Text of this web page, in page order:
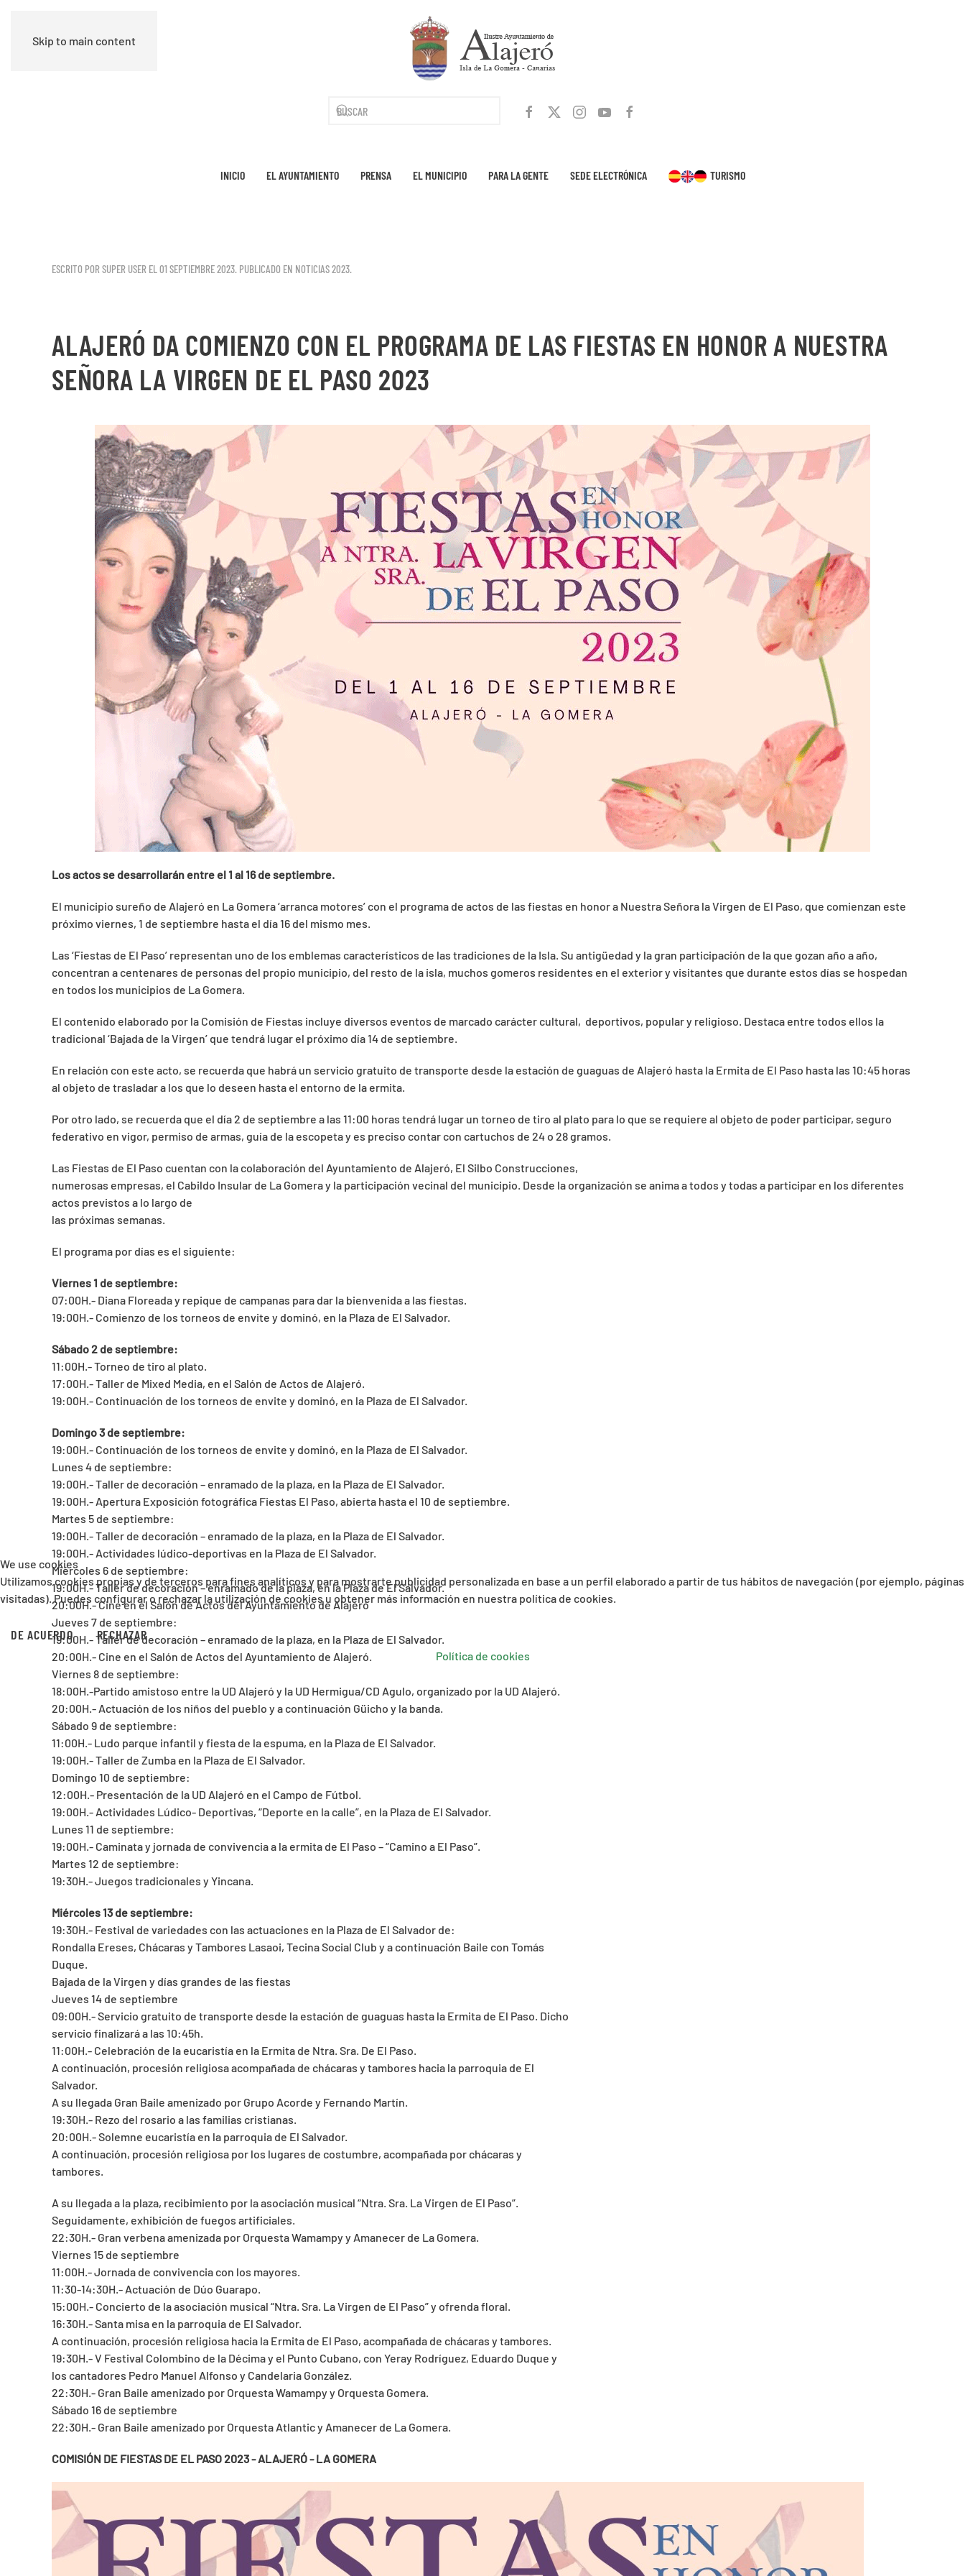
Skip to main content
INICIO EL AYUNTAMIENTO PRENSA EL MUNICIPIO PARA LA GENTE SEDE ELECTRÓNICA TURISMO
ESCRITO POR SUPER USER EL01 SEPTIEMBRE 2023. PUBLICADO EN NOTICIAS 2023.
ALAJERÓ DA COMIENZO CON EL PROGRAMA DE LAS FIESTAS EN HONOR A NUESTRA
SEÑORA LA VIRGEN DE EL PASO 2023
Los actos se desarrollarán entre el 1 al 16 de septiembre.
El municipio sureño de Alajeró en La Gomera ‘arranca motores’ con el programa de actos de las fiestas en honor a Nuestra Señora la Virgen de El Paso, que comienzan este
próximo viernes, 1 de septiembre hasta el día 16 del mismo mes.
Las ‘Fiestas de El Paso’ representan uno de los emblemas característicos de las tradiciones de la Isla. Su antigüedad y la gran participación de la que gozan año a año,
concentran a centenares de personas del propio municipio, del resto de la isla, muchos gomeros residentes en el exterior y visitantes que durante estos días se hospedan
en todos los municipios de La Gomera.
El contenido elaborado por la Comisión de Fiestas incluye diversos eventos de marcado carácter cultural, deportivos, popular y religioso. Destaca entre todos ellos la
tradicional ‘Bajada de la Virgen’ que tendrá lugar el próximo día 14 de septiembre.
En relación con este acto, se recuerda que habrá un servicio gratuito de transporte desde la estación de guaguas de Alajeró hasta la Ermita de El Paso hasta las 10:45 horas
al objeto de trasladar a los que lo deseen hasta el entorno de la ermita.
Por otro lado, se recuerda que el día 2 de septiembre a las 11:00 horas tendrá lugar un torneo de tiro al plato para lo que se requiere al objeto de poder participar, seguro
federativo en vigor, permiso de armas, guía de la escopeta y es preciso contar con cartuchos de 24 o 28 gramos.
Las Fiestas de El Paso cuentan con la colaboración del Ayuntamiento de Alajeró, El Silbo Construcciones,
numerosas empresas, el Cabildo Insular de La Gomera y la participación vecinal del municipio. Desde la organización se anima a todos y todas a participar en los diferentes
actos previstos a lo largo de
las próximas semanas.
El programa por días es el siguiente:
Viernes 1 de septiembre:
07:00H.- Diana Floreada y repique de campanas para dar la bienvenida a las fiestas.
19:00H.- Comienzo de los torneos de envite y dominó, en la Plaza de El Salvador.
Sábado 2 de septiembre:
11:00H.- Torneo de tiro al plato.
17:00H.- Taller de Mixed Media, en el Salón de Actos de Alajeró.
19:00H.- Continuación de los torneos de envite y dominó, en la Plaza de El Salvador.
Domingo 3 de septiembre:
19:00H.- Continuación de los torneos de envite y dominó, en la Plaza de El Salvador.
Lunes 4 de septiembre:
19:00H.- Taller de decoración – enramado de la plaza, en la Plaza de El Salvador.
19:00H.- Apertura Exposición fotográfica Fiestas El Paso, abierta hasta el 10 de septiembre.
Martes 5 de septiembre:
19:00H.- Taller de decoración – enramado de la plaza, en la Plaza de El Salvador.
19:00H.- Actividades lúdico-deportivas en la Plaza de El Salvador.
Miércoles 6 de septiembre:
19:00H.- Taller de decoración – enramado de la plaza, en la Plaza de El Salvador.
20:00H.- Cine en el Salón de Actos del Ayuntamiento de Alajeró
Jueves 7 de septiembre:
19:00H.- Taller de decoración – enramado de la plaza, en la Plaza de El Salvador.
20:00H.- Cine en el Salón de Actos del Ayuntamiento de Alajeró.
Viernes 8 de septiembre:
18:00H.-Partido amistoso entre la UD Alajeró y la UD Hermigua/CD Agulo, organizado por la UD Alajeró.
20:00H.- Actuación de los niños del pueblo y a continuación Güicho y la banda.
Sábado 9 de septiembre:
11:00H.- Ludo parque infantil y fiesta de la espuma, en la Plaza de El Salvador.
19:00H.- Taller de Zumba en la Plaza de El Salvador.
Domingo 10 de septiembre:
12:00H.- Presentación de la UD Alajeró en el Campo de Fútbol.
19:00H.- Actividades Lúdico- Deportivas, “Deporte en la calle”, en la Plaza de El Salvador.
Lunes 11 de septiembre:
19:00H.- Caminata y jornada de convivencia a la ermita de El Paso – “Camino a El Paso”.
Martes 12 de septiembre:
19:30H.- Juegos tradicionales y Yincana.
Miércoles 13 de septiembre:
19:30H.- Festival de variedades con las actuaciones en la Plaza de El Salvador de:
Rondalla Ereses, Chácaras y Tambores Lasaoi, Tecina Social Club y a continuación Baile con Tomás
Duque.
Bajada de la Virgen y días grandes de las fiestas
Jueves 14 de septiembre
09:00H.- Servicio gratuito de transporte desde la estación de guaguas hasta la Ermita de El Paso. Dicho
servicio finalizará a las 10:45h.
11:00H.- Celebración de la eucaristía en la Ermita de Ntra. Sra. De El Paso.
A continuación, procesión religiosa acompañada de chácaras y tambores hacia la parroquia de El
Salvador.
A su llegada Gran Baile amenizado por Grupo Acorde y Fernando Martín.
19:30H.- Rezo del rosario a las familias cristianas.
20:00H.- Solemne eucaristía en la parroquia de El Salvador.
A continuación, procesión religiosa por los lugares de costumbre, acompañada por chácaras y
tambores.
A su llegada a la plaza, recibimiento por la asociación musical “Ntra. Sra. La Virgen de El Paso”.
Seguidamente, exhibición de fuegos artificiales.
22:30H.- Gran verbena amenizada por Orquesta Wamampy y Amanecer de La Gomera.
Viernes 15 de septiembre
11:00H.- Jornada de convivencia con los mayores.
11:30-14:30H.- Actuación de Dúo Guarapo.
15:00H.- Concierto de la asociación musical “Ntra. Sra. La Virgen de El Paso” y ofrenda floral.
16:30H.- Santa misa en la parroquia de El Salvador.
A continuación, procesión religiosa hacia la Ermita de El Paso, acompañada de chácaras y tambores.
19:30H.- V Festival Colombino de la Décima y el Punto Cubano, con Yeray Rodríguez, Eduardo Duque y
los cantadores Pedro Manuel Alfonso y Candelaria González.
22:30H.- Gran Baile amenizado por Orquesta Wamampy y Orquesta Gomera.
Sábado 16 de septiembre
22:30H.- Gran Baile amenizado por Orquesta Atlantic y Amanecer de La Gomera.
COMISIÓN DE FIESTAS DE EL PASO 2023 - ALAJERÓ - LA GOMERA
We use cookies
Utilizamos cookies propias y de terceros para fines analíticos y para mostrarte publicidad personalizada en base a un perfil elaborado a partir de tus hábitos de navegación (por ejemplo, páginas
visitadas). Puedes configurar o rechazar la utilización de cookies u obtener más información en nuestra política de cookies.
DE ACUERDO RECHAZAR
Política de cookies